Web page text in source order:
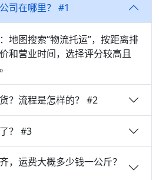
司在哪里？ #1
地图搜索“物流托运”，按距离排
和营业时间，选择评分较高且
？流程是怎样的？ #2
？ #3
，运费大概多少钱一公斤？